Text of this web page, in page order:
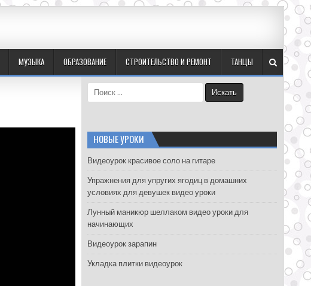
МУЗЫКА ОБРАЗОВАНИЕ СТРОИТЕЛЬСТВО И РЕМОНТ ТАНЦЫ
e
h
f
r
:
НОВЫЕ УРОКИ
Видеоурок красивое соло на гитаре
Упражнения для упругих ягодиц в домашних
условиях для девушек видео уроки
Лунный маникюр шеллаком видео уроки для
начинающих
Видеоурок зарапин
Укладка плитки видеоурок